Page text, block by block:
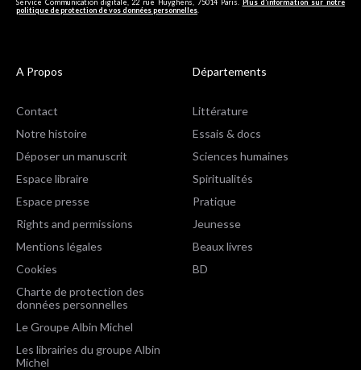
Service Communication digitale, 22 rue Huyghens, 75014 Paris. Plus d’information sur notre
politique de protection de vos données personnelles
A Propos
Contact
Notre histoire
Déposer un manuscrit
Espace libraire
Espace presse
Rights and permissions
Mentions légales
Cookies
Charte de protection des
données personnelles
Le Groupe Albin Michel
Les librairies du groupe Albin
Michel
Départements
Littérature
Essais & docs
Sciences humaines
Spiritualités
Pratique
Jeunesse
Beaux livres
BD